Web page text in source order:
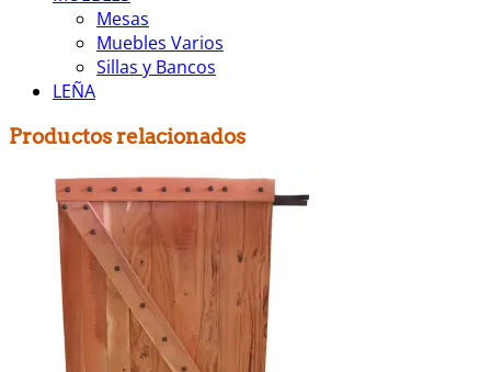
Mesas
Muebles Varios
Sillas y Bancos
LEÑA
Productos relacionados